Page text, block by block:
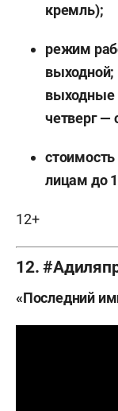
кремль);
режим
выходной;
выходные
четверг —
стоимость
лицам до
12+
12.
«Последний